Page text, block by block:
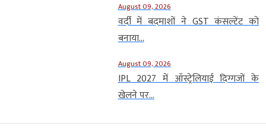
August 09, 2026
वर्दी में बदमाशों ने GST कंसल्टेंट को
बनाया...
August 09, 2026
IPL 2027 में ऑस्ट्रेलियाई दिग्गजों के
खेलने पर...